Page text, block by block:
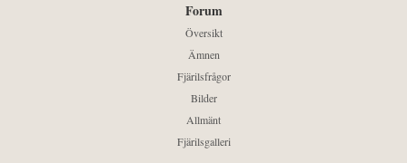
Forum
Översikt
Ämnen
Fjärilsfrågor
Bilder
Allmänt
Fjärilsgalleri